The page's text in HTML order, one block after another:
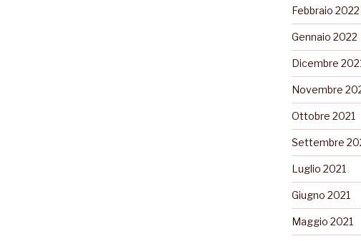
Febbraio 2022
Gennaio 2022
Dicembre
Novembre
Ottobre 2021
Settembre
Luglio 2021
Giugno 2021
Maggio 2021